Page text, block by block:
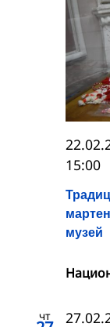
музей
15:00
чт